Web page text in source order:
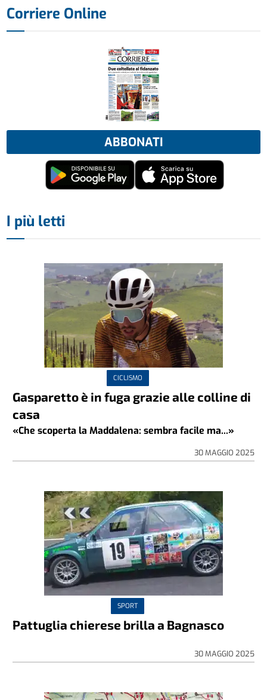
Corriere Online
ABBONATI
I più letti
CICLISMO
Gasparetto è in fuga grazie alle colline di
casa
«Che scoperta la Maddalena: sembra facile ma...»
30 MAGGIO 2025
SPORT
Pattuglia chierese brilla a Bagnasco
30 MAGGIO 2025